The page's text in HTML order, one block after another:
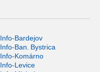
Info-Bardejov
Info-Ban. Bystrica
Info-Komárno
Info-Levice